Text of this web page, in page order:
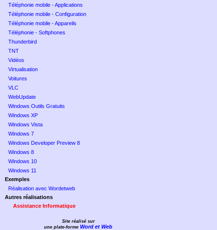
Téléphonie mobile - Applications
Téléphonie mobile - Configuration
Téléphonie mobile - Appareils
Téléphonie - Softphones
Thunderbird
TNT
Vidéos
Virtualisation
Voitures
VLC
WebUpdate
Windows Outils Gratuits
Windows XP
Windows Vista
Windows 7
Windows Developer Preview 8
Windows 8
Windows 10
Windows 11
Exemples
Réalisation avec Wordetweb
Autres réalisations
Assistance Informatique
Site réalisé sur
une plate-forme Word et Web